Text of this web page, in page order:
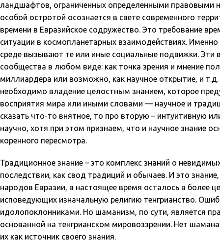
ландшафтов, ограниченных определенными правовыми
особой остротой осознается в свете современного
времени в Евразийское содружество. Это требование
ситуации в космопланетарных взаимодействиях.
среде вызывают те или иные социальные подвижки. Эти
сообщества в любом виде: как точка зрения и мнение
миллиардера или возможно, как научное открытие, и
необходимо владение целостным знанием, которое
восприятия мира или иными словами — научное и
сказать что-то внятное, то про вторую – интуитивную
научно, хотя при этом признаем, что и научное знание
коренного пересмотра.
Традиционное знание – это комплекс знаний о
последствии, как свод традиций и обычаев. И это
народов Евразии, в настоящее время осталось в более
исповедующих изначальную религию тенгрианство.
идолопоклонниками. Но шаманизм, по сути, является
основанной на тенгрианском мировоззрении. Нет
их как источник своего знания.